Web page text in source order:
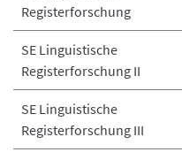
Registerforschung
SE Linguistische
Registerforschung II
SE Linguistische
Registerforschung III